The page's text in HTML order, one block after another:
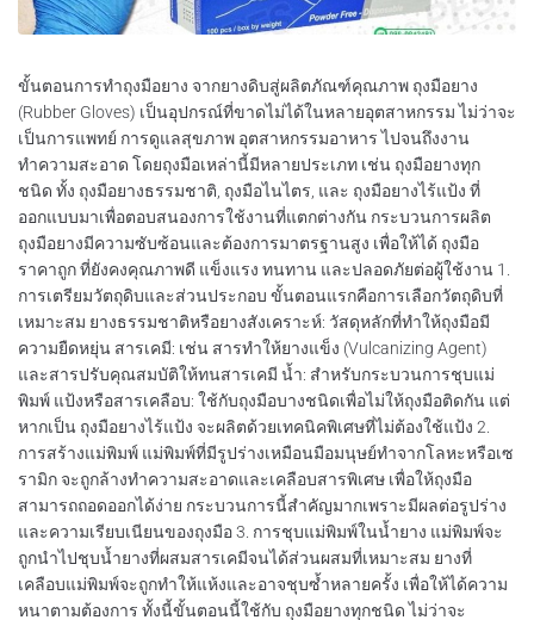
ขั้นตอนการทำถุงมือยาง จากยางดิบสู่ผลิตภัณฑ์คุณภาพ ถุงมือยาง
(Rubber Gloves) เป็นอุปกรณ์ที่ขาดไม่ได้ในหลายอุตสาหกรรม ไม่ว่าจะ
เป็นการแพทย์ การดูแลสุขภาพ อุตสาหกรรมอาหาร ไปจนถึงงาน
ทำความสะอาด โดยถุงมือเหล่านี้มีหลายประเภท เช่น ถุงมือยางทุก
ชนิด ทั้ง ถุงมือยางธรรมชาติ, ถุงมือไนไตร, และ ถุงมือยางไร้แป้ง ที่
ออกแบบมาเพื่อตอบสนองการใช้งานที่แตกต่างกัน กระบวนการผลิต
ถุงมือยางมีความซับซ้อนและต้องการมาตรฐานสูง เพื่อให้ได้ ถุงมือ
ราคาถูก ที่ยังคงคุณภาพดี แข็งแรง ทนทาน และปลอดภัยต่อผู้ใช้งาน 1.
การเตรียมวัตถุดิบและส่วนประกอบ ขั้นตอนแรกคือการเลือกวัตถุดิบที่
เหมาะสม ยางธรรมชาติหรือยางสังเคราะห์: วัสดุหลักที่ทำให้ถุงมือมี
ความยืดหยุ่น สารเคมี: เช่น สารทำให้ยางแข็ง (Vulcanizing Agent)
และสารปรับคุณสมบัติให้ทนสารเคมี น้ำ: สำหรับกระบวนการชุบแม่
พิมพ์ แป้งหรือสารเคลือบ: ใช้กับถุงมือบางชนิดเพื่อไม่ให้ถุงมือติดกัน แต่
หากเป็น ถุงมือยางไร้แป้ง จะผลิตด้วยเทคนิคพิเศษที่ไม่ต้องใช้แป้ง 2.
การสร้างแม่พิมพ์ แม่พิมพ์ที่มีรูปร่างเหมือนมือมนุษย์ทำจากโลหะหรือเซ
รามิก จะถูกล้างทำความสะอาดและเคลือบสารพิเศษ เพื่อให้ถุงมือ
สามารถถอดออกได้ง่าย กระบวนการนี้สำคัญมากเพราะมีผลต่อรูปร่าง
และความเรียบเนียนของถุงมือ 3. การชุบแม่พิมพ์ในน้ำยาง แม่พิมพ์จะ
ถูกนำไปชุบน้ำยางที่ผสมสารเคมีจนได้ส่วนผสมที่เหมาะสม ยางที่
เคลือบแม่พิมพ์จะถูกทำให้แห้งและอาจชุบซ้ำหลายครั้ง เพื่อให้ได้ความ
หนาตามต้องการ ทั้งนี้ขั้นตอนนี้ใช้กับ ถุงมือยางทุกชนิด ไม่ว่าจะ